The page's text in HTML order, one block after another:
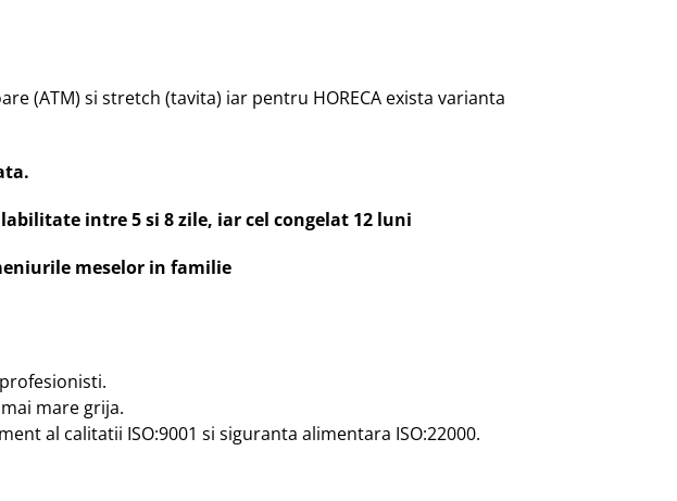
(ATM) si stretch (tavita) iar pentru HORECA exista varianta
intre 5 si 8 zile, iar cel congelat 12 luni
meselor in familie
mare grija.
al calitatii ISO:9001 si siguranta alimentara ISO:22000.